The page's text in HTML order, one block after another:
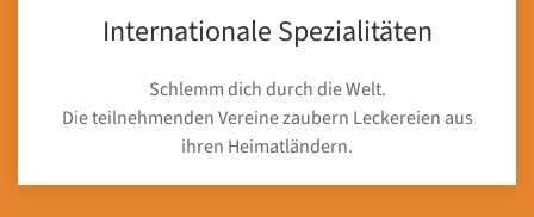
Internationale Spezialitäten
Schlemm dich durch die Welt.
Die teilnehmenden Vereine zaubern Leckereien aus
ihren Heimatländern.